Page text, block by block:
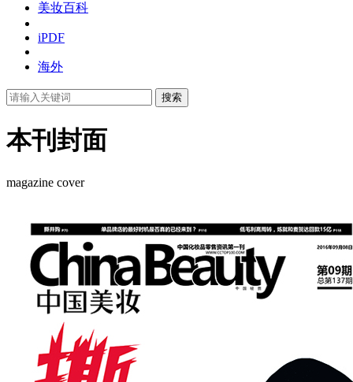
美妆百科
iPDF
海外
搜索
本刊封面
magazine cover